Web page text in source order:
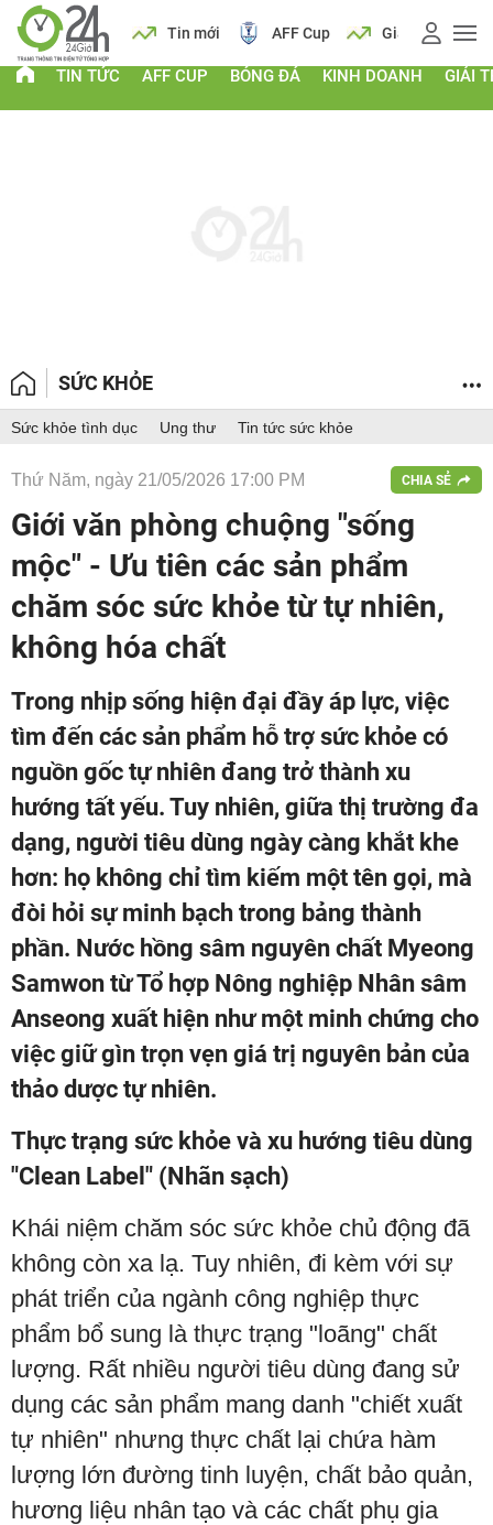
Lịch Tin mới AFF Cup Giá vàng
TIN TỨC AFF CUP BÓNG ĐÁ KINH DOANH GIẢI
SỨC KHỎE
Sức khỏe tình dục Ung thư Tin tức sức khỏe
Thứ Năm, ngày 21/05/2026 17:00 PM CHIA SẺ
Giới văn phòng chuộng "sống
mộc" - Ưu tiên các sản phẩm
chăm sóc sức khỏe từ tự nhiên,
không hóa chất
Trong nhịp sống hiện đại đầy áp lực, việc
tìm đến các sản phẩm hỗ trợ sức khỏe có
nguồn gốc tự nhiên đang trở thành xu
hướng tất yếu. Tuy nhiên, giữa thị trường đa
dạng, người tiêu dùng ngày càng khắt khe
hơn: họ không chỉ tìm kiếm một tên gọi, mà
đòi hỏi sự minh bạch trong bảng thành
phần. Nước hồng sâm nguyên chất Myeong
Samwon từ Tổ hợp Nông nghiệp Nhân sâm
Anseong xuất hiện như một minh chứng cho
việc giữ gìn trọn vẹn giá trị nguyên bản của
thảo dược tự nhiên.
Thực trạng sức khỏe và xu hướng tiêu dùng
"Clean Label" (Nhãn sạch)
Khái niệm chăm sóc sức khỏe chủ động đã
không còn xa lạ. Tuy nhiên, đi kèm với sự
phát triển của ngành công nghiệp thực
phẩm bổ sung là thực trạng "loãng" chất
lượng. Rất nhiều người tiêu dùng đang sử
dụng các sản phẩm mang danh "chiết xuất
tự nhiên" nhưng thực chất lại chứa hàm
lượng lớn đường tinh luyện, chất bảo quản,
hương liệu nhân tạo và các chất phụ gia